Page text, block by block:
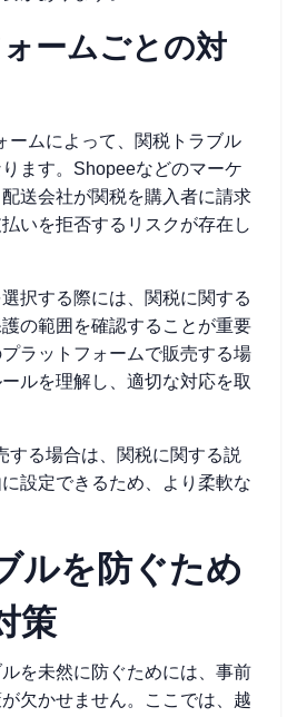
ームごとの対
ームによって、関税トラブル
ます。Shopeeなどのマーケ
送会社が関税を購入者に請求
いを拒否するリスクが存在し
択する際には、関税に関する
の範囲を確認することが重要
ラットフォームで販売する場
ルを理解し、適切な対応を取
する場合は、関税に関する説
設定できるため、より柔軟な
ルを防ぐため
策
を未然に防ぐためには、事前
欠かせません。ここでは、越